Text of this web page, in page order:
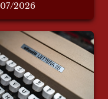
2026
Editoriale
di Luglio:
Redazione in